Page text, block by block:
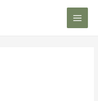
Main